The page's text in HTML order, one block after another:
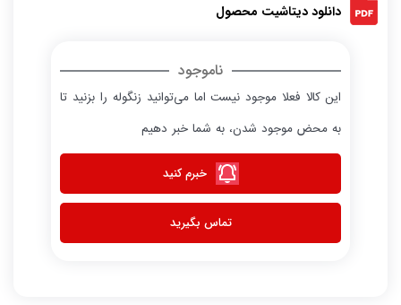
دانلود دیتاشیت محصول
ناموجود
این کالا فعلا موجود نیست اما می‌توانید زنگوله را بزنید تا
به محض موجود شدن، به شما خبر دهیم
خبرم کنید
تماس بگیرید